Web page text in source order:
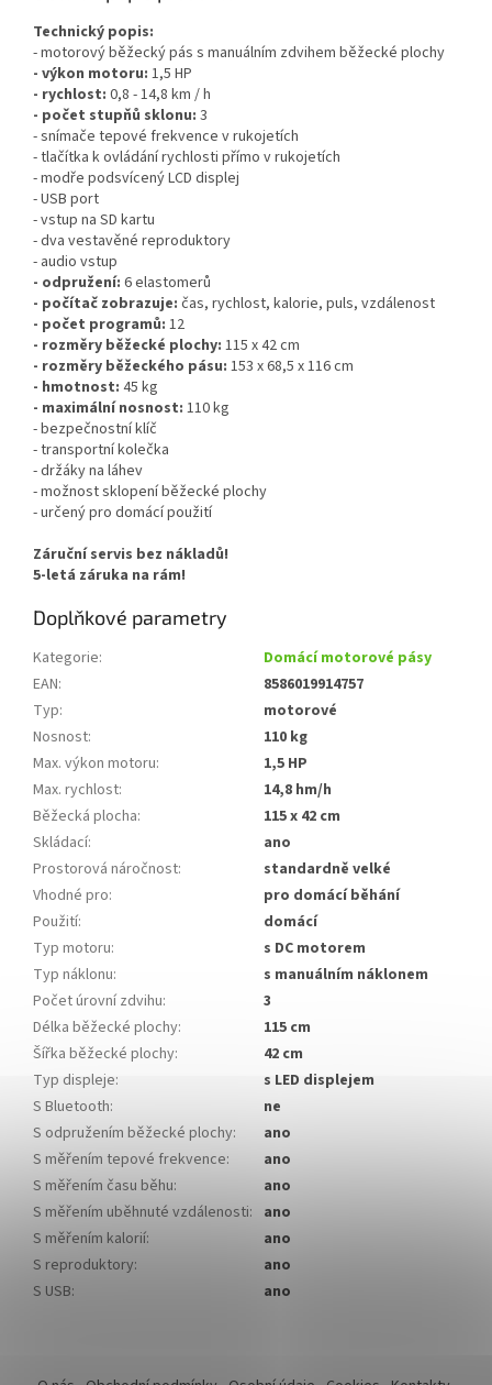
Technický popis:
- motorový běžecký pás s manuálním zdvihem běžecké plochy
- výkon motoru: 1,5 HP
- rychlost: 0,8 - 14,8 km / h
- počet stupňů sklonu: 3
- snímače tepové frekvence v rukojetích
- tlačítka k ovládání rychlosti přímo v rukojetích
- modře podsvícený LCD displej
- USB port
- vstup na SD kartu
- dva vestavěné reproduktory
- audio vstup
- odpružení: 6 elastomerů
- počítač zobrazuje: čas, rychlost, kalorie, puls, vzdálenost
- počet programů: 12
- rozměry běžecké plochy: 115 x 42 cm
- rozměry běžeckého pásu: 153 x 68,5 x 116 cm
- hmotnost: 45 kg
- maximální nosnost: 110 kg
- bezpečnostní klíč
- transportní kolečka
- držáky na láhev
- možnost sklopení běžecké plochy
- určený pro domácí použití
Záruční servis bez nákladů!
5-letá záruka na rám!
Doplňkové parametry
Kategorie:
Domácí motorové pásy
EAN:
8586019914757
Typ:
motorové
Nosnost:
110 kg
Max. výkon motoru:
1,5 HP
Max. rychlost:
14,8 hm/h
Běžecká plocha:
115 x 42 cm
Skládací:
ano
Prostorová náročnost:
standardně velké
Vhodné pro:
pro domácí běhání
Použití:
domácí
Typ motoru:
s DC motorem
Typ náklonu:
s manuálním náklonem
Počet úrovní zdvihu:
3
Délka běžecké plochy:
115 cm
Šířka běžecké plochy:
42 cm
Typ displeje:
s LED displejem
S Bluetooth:
ne
S odpružením běžecké plochy:
ano
S měřením tepové frekvence:
ano
S měřením času běhu:
ano
S měřením uběhnuté vzdálenosti: ano
S měřením kalorií:
ano
S reproduktory:
ano
S USB: ano